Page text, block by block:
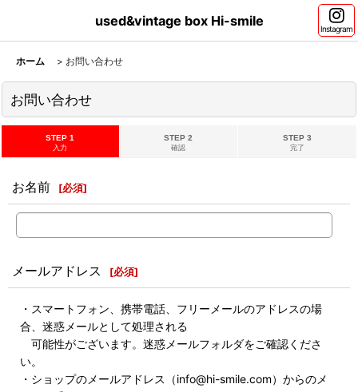
used&vintage box Hi-smile
Instagram
ホーム > お問い合わせ
お問い合わせ
STEP 1
入力
STEP 2
確認
STEP 3
完了
お名前 [必須]
メールアドレス [必須]
・スマートフォン、携帯電話、フリーメールのアドレスの場
合、迷惑メールとして処理される
可能性がございます。迷惑メールフォルダをご確認くださ
い。
・ショップのメールアドレス（info@hi-smile.com）からのメ